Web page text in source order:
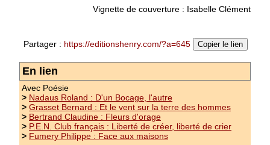
poète Smeev Jerry, deuxième lauréat du Prix
Jean Métellus, comme il le dit lui-même, « pour
(suite)
Vignette de couverture : Isabelle Clément
Partager : https://editionshenry.com/?a=645 Copier le lien
En lien
Avec Poésie
> Nadaus Roland : D'un Bocage, l'autre
> Grasset Bernard : Et le vent sur la terre des hommes
> Bertrand Claudine : Fleurs d'orage
> P.E.N. Club français : Liberté de créer, liberté de crier
> Fumery Philippe : Face aux maisons